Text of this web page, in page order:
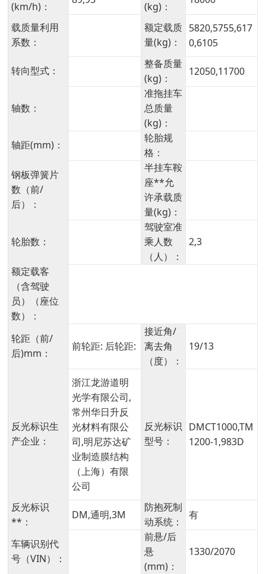
(km/h)： (kg)：
载质量利用
系数：
额定载质
量(kg)：
5820,5755,617
0,6105
转向型式：
整备质量
(kg)：
12050,11700
轴数：
准拖挂车
总质量
(kg)：
轴距(mm)：
轮胎规
格：
钢板弹簧片
数（前/
后）：
半挂车鞍
座**允
许承载质
量(kg)：
轮胎数：
驾驶室准
乘人数
（人）：
2,3
额定载客
（含驾驶
员）（座位
数）：
轮距（前/
后)mm：
前轮距: 后轮距:
接近角/
离去角
（度）：
19/13
反光标识生
产企业：
浙江龙游道明
光学有限公司,
常州华日升反
光材料有限公
司,明尼苏达矿
业制造膜结构
（上海）有限
公司
反光标识
型号：
DMCT1000,TM
1200-1,983D
反光标识
**：
DM,通明,3M
防抱死制
动系统：
有
车辆识别代
号（VIN）：
前悬/后
悬
(mm)：
1330/2070